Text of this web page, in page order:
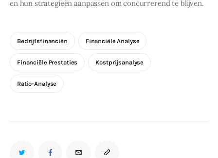
en hun strategieën aanpassen om concurrerend te blijven.
Bedrijfsfinanciën Financiële Analyse
Financiële Prestaties Kostprijsanalyse
Ratio-Analyse